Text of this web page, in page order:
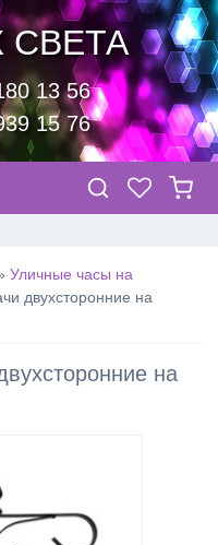
СВЕТА
13 56
15 76
Уличные часы на
двухсторонние на
на